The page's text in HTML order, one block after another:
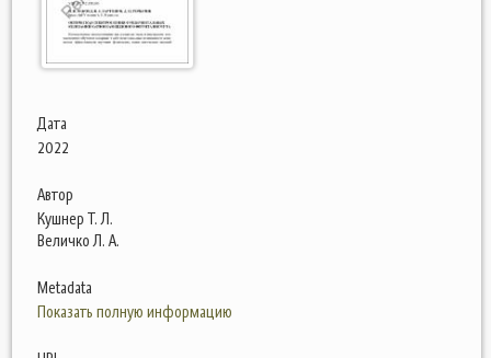
Дата
2022
Автор
Кушнер Т. Л.
Величко Л. А.
Metadata
Показать полную информацию